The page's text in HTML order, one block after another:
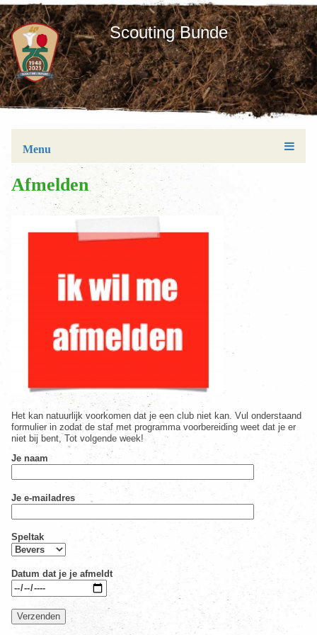
Scouting Bunde
Menu
Afmelden
Het kan natuurlijk voorkomen dat je een club niet kan. Vul onderstaand
formulier in zodat de staf met programma voorbereiding weet dat je er
niet bij bent, Tot volgende week!
Je naam
Je e-mailadres
Speltak
Datum dat je je afmeldt